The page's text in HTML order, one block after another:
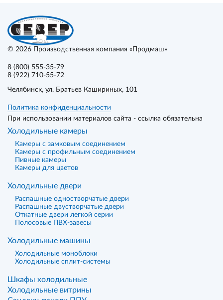
© 2026 Производственная компания «Продмаш»
8 (800) 555-35-79
8 (922) 710-55-72
Челябинск, ул. Братьев Кашириных, 101
Политика конфиденциальности
При использовании материалов сайта - ссылка обязательна
Холодильные камеры
Камеры с замковым соединением
Камеры с профильным соединением
Пивные камеры
Камеры для цветов
Холодильные двери
Распашные одностворчатые двери
Распашные двустворчатые двери
Откатные двери легкой серии
Полосовые ПВХ-завесы
Холодильные машины
Холодильные моноблоки
Холодильные сплит-системы
Шкафы холодильные
Холодильные витрины